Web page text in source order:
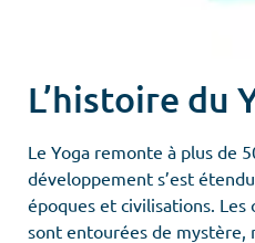
L’histoire du
Le Yoga remonte à plus de
développement s’est
époques et civilisations. Les
sont entourées de mystère,